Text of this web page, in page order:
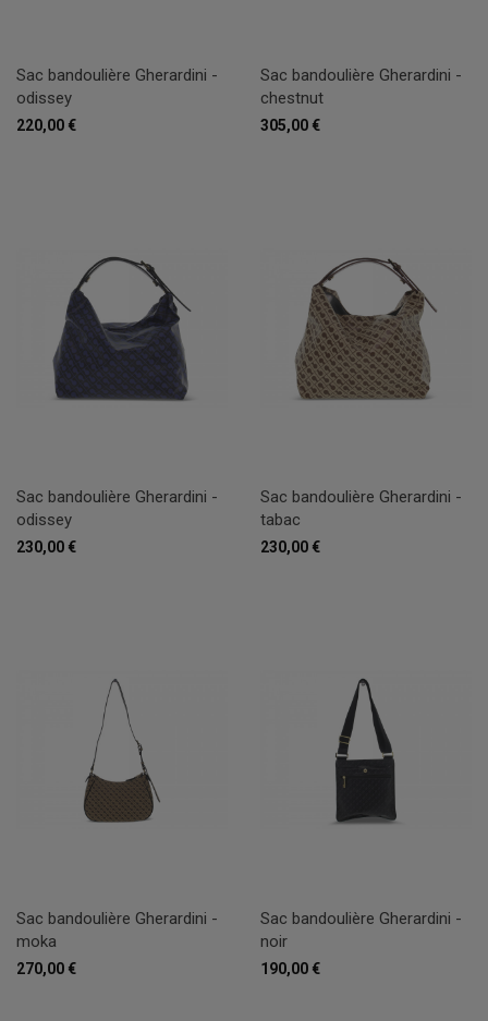
Sac bandoulière Gherardini -
odissey
220,00 €
Sac bandoulière Gherardini -
chestnut
305,00 €
Sac bandoulière Gherardini -
odissey
230,00 €
Sac bandoulière Gherardini -
tabac
230,00 €
Sac bandoulière Gherardini -
moka
270,00 €
Sac bandoulière Gherardini -
noir
190,00 €